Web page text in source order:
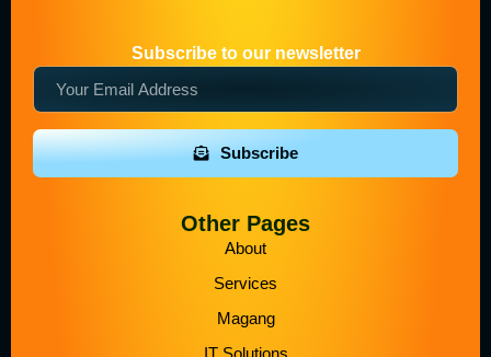
Subscribe to our newsletter
Subscribe
Other Pages
About
Services
Magang